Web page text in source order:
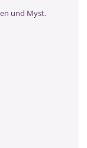
und Myst.